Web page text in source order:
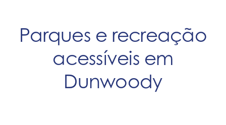
Parques e recreação
acessíveis em
Dunwoody